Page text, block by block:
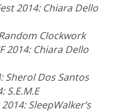
2014: Chiara Dello
Random Clockwork
2014: Chiara Dello
Sherol Dos Santos
S.E.M.E
SleepWalker’s